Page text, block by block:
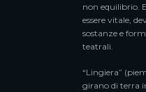
non equilibrio.
essere vitale,
sostanze e
teatrali.
“Lingiera”
girano di terra